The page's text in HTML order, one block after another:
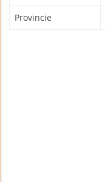
Provincie